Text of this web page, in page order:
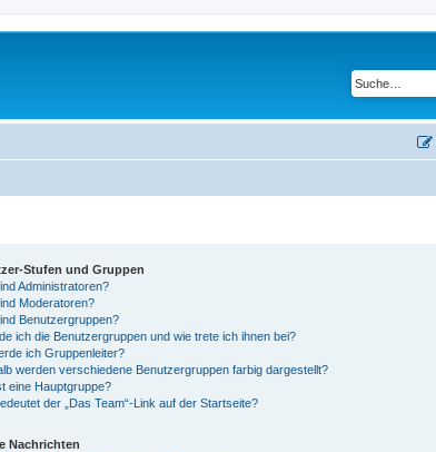
Stufen und Gruppen
Administratoren?
Moderatoren?
Benutzergruppen?
ich die Benutzergruppen und wie trete ich ihnen bei?
ich Gruppenleiter?
werden verschiedene Benutzergruppen farbig dargestellt?
eine Hauptgruppe?
der „Das Team“-Link auf der Startseite?
Nachrichten